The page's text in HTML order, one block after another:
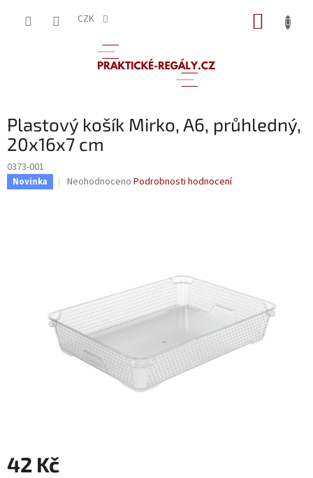
CZK
Plastový košík Mirko, A6, průhledný,
20x16x7 cm
0373-001
Novinka
Průměrné
Neohodnoceno Podrobnosti hodnocení
42 Kč